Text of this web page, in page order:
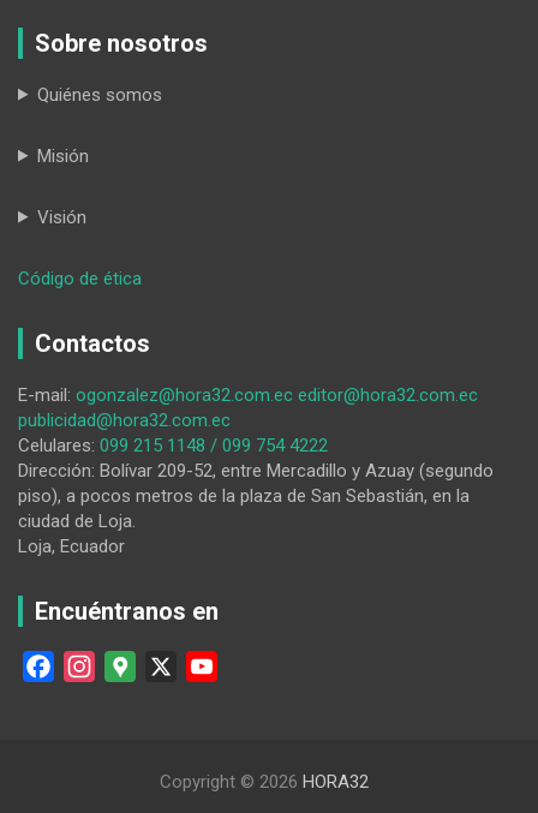
Sobre nosotros
Quiénes somos
Misión
Visión
Código de ética
en
límite
entre
Ecuador
y
Perú
Contactos
E-mail: ogonzalez@hora32.com.ec editor@hora32.com.ec
publicidad@hora32.com.ec
Celulares: 099 215 1148 / 099 754 4222
Dirección: Bolívar 209-52, entre Mercadillo y Azuay (segundo
piso), a pocos metros de la plaza de San Sebastián, en la
ciudad de Loja.
Loja, Ecuador
Encuéntranos en
u
Copyright © 2026 HORA32